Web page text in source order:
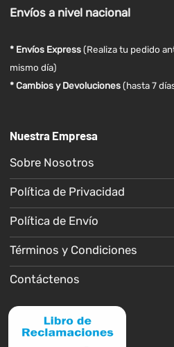
Envíosa nivel nacional
* Envíos Express(Realiza tu pedido
mismo día)
* Cambios y Devoluciones (hasta 7
Nuestra Empresa
Sobre Nosotros
Política de Privacidad
Política de Envío
Términos y Condiciones
Contáctenos